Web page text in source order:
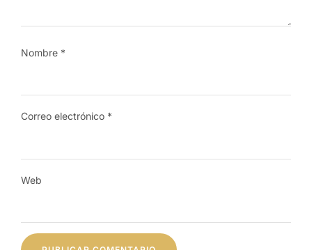
Nombre *
Correo electrónico *
Web